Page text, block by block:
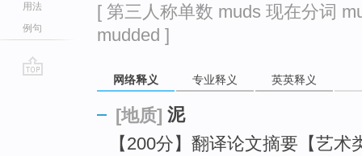
用法
例句
[ 第三人称单数 muds 现在分词
mudded ]
网络释义 专业释义 英英释义
[地质] 泥
【200分】翻译论文摘要【艺